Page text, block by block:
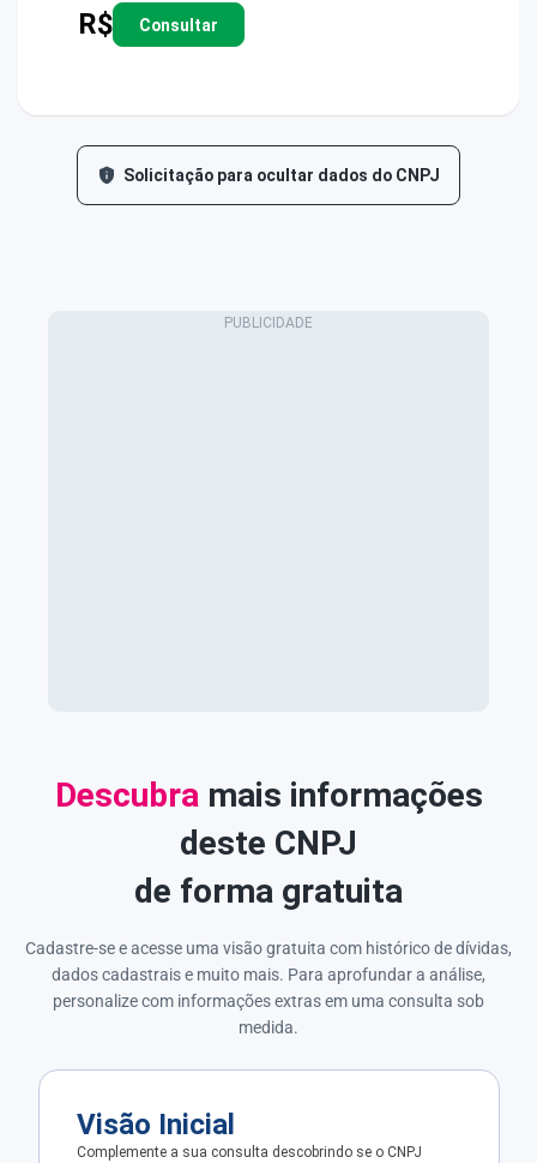
R$ Consultar
Solicitação para ocultar dados do CNPJ
Descubra mais informações
deste CNPJ
de forma gratuita
Cadastre-se e acesse uma visão gratuita com histórico de dívidas,
dados cadastrais e muito mais. Para aprofundar a análise,
personalize com informações extras em uma consulta sob
medida.
Visão Inicial
Complemente a sua consulta descobrindo se o CNPJ